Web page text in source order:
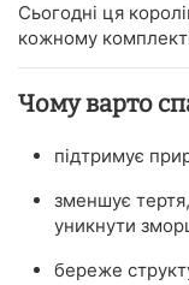
Сьогодні ця
кожному
Чому варто
підтримує
зменшує
уникнути
береже